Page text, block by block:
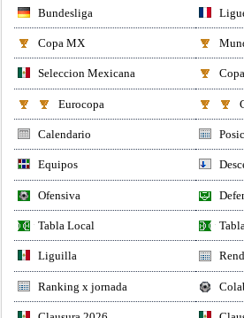
Bundesliga
Copa MX
Seleccion Mexicana
Eurocopa
Calendario
Equipos
Ofensiva
Tabla Local
Liguilla
Ranking x jornada